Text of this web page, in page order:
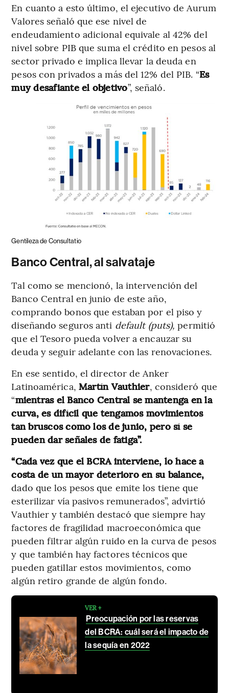
En cuanto a esto último, el ejecutivo de Aurum
Valores señaló que ese nivel de
endeudamiento adicional equivale al 42% del
nivel sobre PIB que suma el crédito en pesos al
sector privado e implica llevar la deuda en
pesos con privados a más del 12% del PIB. “Es
muy desafiante el objetivo”, señaló.
Gentileza de Consultatio
Banco Central, al salvataje
Tal como se mencionó, la intervención del
Banco Central en junio de este año,
comprando bonos que estaban por el piso y
diseñando seguros anti default (puts),permitió
que el Tesoro pueda volver a encauzar su
deuda y seguir adelante con las renovaciones.
En ese sentido, el director de Anker
Latinoamérica, Martín Vauthier, consideró que
“mientras el Banco Central se mantenga en la
curva, es difícil que tengamos movimientos
tan bruscos como los de junio, pero sí se
pueden dar señales de fatiga”.
“Cada vez que el BCRA interviene, lo hace a
costa de un mayor deterioro en su balance,
dado que los pesos que emite los tiene que
esterilizar vía pasivos remunerados”, advirtió
Vauthier y también destacó que siempre hay
factores de fragilidad macroeconómica que
pueden filtrar algún ruido en la curva de pesos
y que también hay factores técnicos que
pueden gatillar estos movimientos, como
algún retiro grande de algún fondo.
VER +
Preocupación por las reservas
del BCRA: cuál será el impacto de
la sequía en 2022